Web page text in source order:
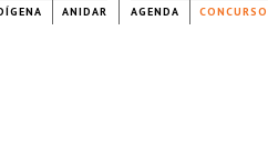
ANIDAR AGENDA